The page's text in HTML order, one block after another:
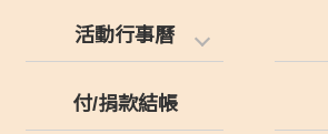
活動行事曆
付/捐款結帳